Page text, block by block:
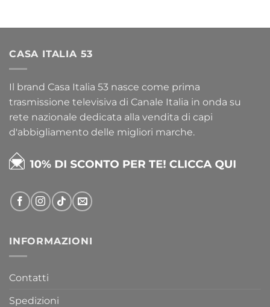
CASA ITALIA 53
Il brand Casa Italia 53 nasce come prima
trasmissione televisiva di Canale Italia in onda su
rete nazionale dedicata alla vendita di capi
d'abbigliamento delle migliori marche.
INFORMAZIONI
Contatti
Spedizioni